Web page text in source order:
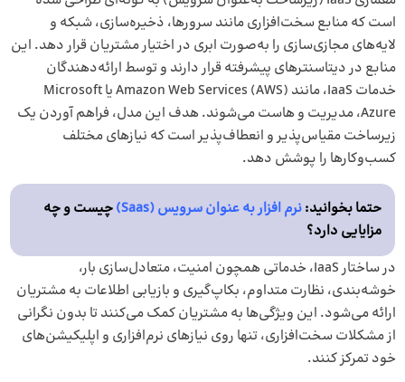
است که منابع سخت‌افزاری مانند سرورها، ذخیره‌سازی، شبکه و
لایه‌های مجازی‌سازی را به‌صورت ابری در اختیار مشتریان قرار دهد. این
منابع در دیتاسنترهای پیشرفته قرار دارند و توسط ارائه‌دهندگان
خدمات IaaS، مانند Amazon Web Services (AWS) یا Microsoft
Azure، مدیریت و هاست می‌شوند. هدف این مدل، فراهم آوردن یک
زیرساخت مقیاس‌پذیر و انعطاف‌پذیر است که نیازهای مختلف
کسب‌وکارها را پوشش دهد.
حتما بخوانید:نرم افزار به عنوان سرویس (Saas)
چیست و چه
مزایایی دارد؟
در ساختار IaaS، خدماتی همچون امنیت، متعادل‌سازی بار،
خوشه‌بندی، نظارت متداوم، بکاپ‌گیری و بازیابی اطلاعات به مشتریان
ارائه می‌شود. این ویژگی‌ها به مشتریان کمک می‌کنند تا بدون نگرانی
از مشکلات سخت‌افزاری، تنها روی نیازهای نرم‌افزاری و اپلیکیشن‌های
خود تمرکز کنند.